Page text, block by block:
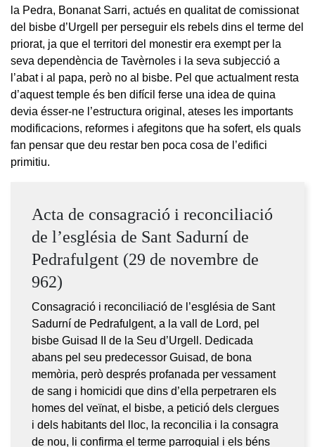
la Pedra, Bonanat Sarri, actués en qualitat de comissionat
del bisbe d’Urgell per perseguir els rebels dins el terme del
priorat, ja que el territori del monestir era exempt per la
seva dependència de Tavèrnoles i la seva subjecció a
l’abat i al papa, però no al bisbe. Pel que actualment resta
d’aquest temple és ben difícil ferse una idea de quina
devia ésser-ne l’estructura original, ateses les importants
modificacions, reformes i afegitons que ha sofert, els quals
fan pensar que deu restar ben poca cosa de l’edifici
primitiu.
Acta de consagració i reconciliació
de l’església de Sant Sadurní de
Pedrafulgent (29 de novembre de
962)
Consagració i reconciliació de l’església de Sant
Sadurní de Pedrafulgent, a la vall de Lord, pel
bisbe Guisad II de la Seu d’Urgell. Dedicada
abans pel seu predecessor Guisad, de bona
memòria, però després profanada per vessament
de sang i homicidi que dins d’ella perpetraren els
homes del veïnat, el bisbe, a petició dels clergues
i dels habitants del lloc, la reconcilia i la consagra
de nou, li confirma el terme parroquial i els béns